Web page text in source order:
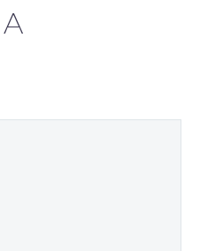
odio sit amet
cursus a
mauris. Morbi
ipsum velit.
auctor a ornare
A